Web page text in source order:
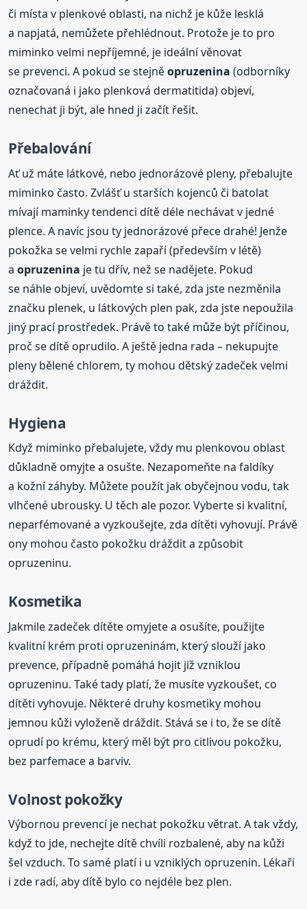
či místa v plenkové oblasti, na nichž je kůže lesklá
a napjatá, nemůžete přehlédnout. Protože je to pro
miminko velmi nepříjemné, je ideální věnovat
se prevenci. A pokud se stejněopruzenina (odborníky
označovaná i jako plenková dermatitida) objeví,
nenechat ji být, ale hned ji začít řešit.
Přebalování
Ať už máte látkové, nebo jednorázové pleny, přebalujte
miminko často. Zvlášť u starších kojenců či batolat
mívají maminky tendenci dítě déle nechávat v jedné
plence. A navíc jsou ty jednorázové přece drahé! Jenže
pokožka se velmi rychle zapaří (především v létě)
aopruzenina je tu dřív, než se nadějete. Pokud
se náhle objeví, uvědomte si také, zda jste nezměnila
značku plenek, u látkových plen pak, zda jste nepoužila
jiný prací prostředek. Právě to také může být příčinou,
proč se dítě oprudilo. A ještě jedna rada – nekupujte
pleny bělené chlorem, ty mohou dětský zadeček velmi
dráždit.
Hygiena
Když miminko přebalujete, vždy mu plenkovou oblast
důkladně omyjte a osušte. Nezapomeňte na faldíky
a kožní záhyby. Můžete použít jak obyčejnou vodu, tak
vlhčené ubrousky. U těch ale pozor. Vyberte si kvalitní,
neparfémované a vyzkoušejte, zda dítěti vyhovují. Právě
ony mohou často pokožku dráždit a způsobit
opruzeninu.
Kosmetika
Jakmile zadeček dítěte omyjete a osušíte, použijte
kvalitní krém proti opruzeninám, který slouží jako
prevence, případně pomáhá hojit již vzniklou
opruzeninu. Také tady platí, že musíte vyzkoušet, co
dítěti vyhovuje. Některé druhy kosmetiky mohou
jemnou kůži vyloženě dráždit. Stává se i to, že se dítě
oprudí po krému, který měl být pro citlivou pokožku,
bez parfemace a barviv.
Volnost pokožky
Výbornou prevencí je nechat pokožku větrat. A tak vždy,
když to jde, nechejte dítě chvíli rozbalené, aby na kůži
šel vzduch. To samé platí i u vzniklých opruzenin. Lékaři
i zde radí, aby dítě bylo co nejdéle bez plen.